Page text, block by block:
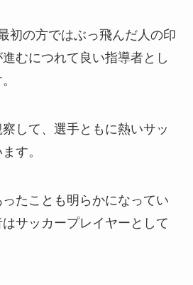
初の方ではぶっ飛んだ人の印
むにつれて良い指導者とし
して、選手ともに熱いサッ
す。
たことも明らかになってい
サッカープレイヤーとして